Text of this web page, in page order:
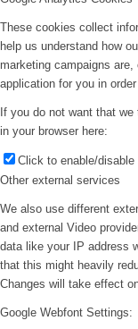
These cookies collect
help us understand how
marketing campaigns
application for you in
If you do not want that
in your browser here:
Click to enable/
Other external services
We also use different
and external Video
data like your IP address
that this might heavily
Changes will take effect
Google Webfont Settings: